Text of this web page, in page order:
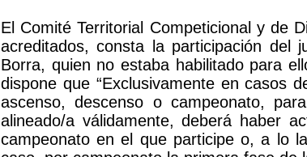
El Comité Territorial Competicional y de
acreditados, consta la participación del
Borra, quien no estaba habilitado para
dispone que “Exclusivamente en casos
ascenso, descenso o campeonato,
alineado/a válidamente, deberá haber
campeonato en el que participe o, a lo